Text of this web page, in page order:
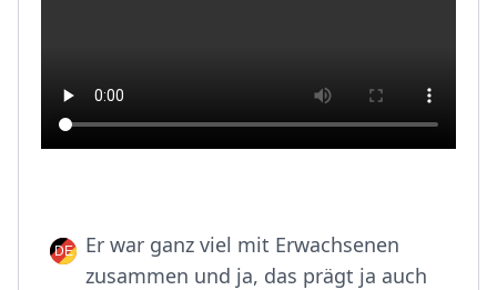
Er war ganz viel mit Erwachsenen
zusammen und ja, das prägt ja auch